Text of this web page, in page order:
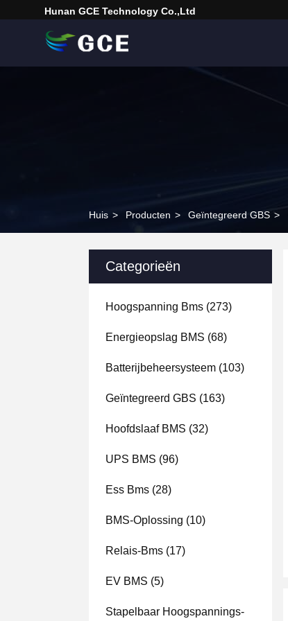
Hunan GCE Technology Co.,Ltd
Huis > Producten > Geïntegreerd GBS >
Categorieën
Hoogspanning Bms (273)
Energieopslag BMS (68)
Batterijbeheersysteem (103)
Geïntegreerd GBS (163)
Hoofdslaaf BMS (32)
UPS BMS (96)
Ess Bms (28)
BMS-Oplossing (10)
Relais-Bms (17)
EV BMS (5)
Stapelbaar Hoogspannings-